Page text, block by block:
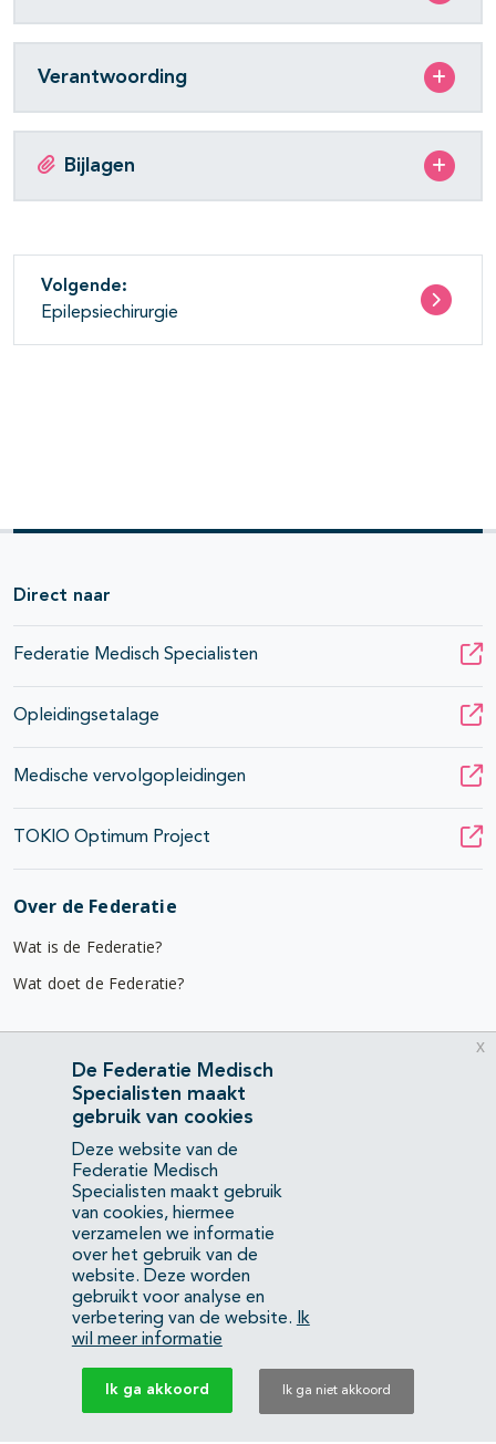
Verantwoording
Bijlagen
Volgende:
Epilepsiechirurgie
Direct naar
Federatie Medisch Specialisten
Opleidingsetalage
Medische vervolgopleidingen
TOKIO Optimum Project
Over de Federatie
Wat is de Federatie?
Wat doet de Federatie?
Nuttige links
Diensten & advies
Werken bij
Gebruikersvoorwaarden
Privacyverklaring
Contact
Mercatorlaan 1200
3528 BL Utrecht
(088) 505 34 34
info@richtlijnendatabase.nl
De Federatie Medisch
Specialisten maakt
gebruik van cookies
Deze website van de
Federatie Medisch
Specialisten maakt gebruik
van cookies, hiermee
verzamelen we informatie
over het gebruik van de
website. Deze worden
gebruikt voor analyse en
verbetering van de website.
Ik
wil meer informatie
Ik ga akkoord Ik ga niet akkoord
x